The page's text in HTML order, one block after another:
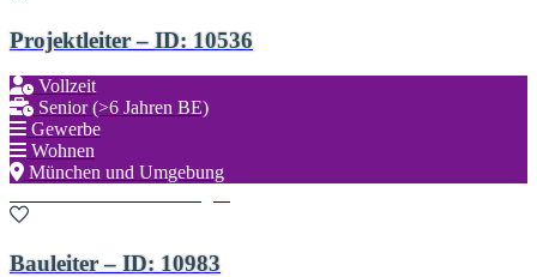
Projektleiter – ID: 10536
Vollzeit
Senior (>6 Jahren BE)
Gewerbe
Wohnen
München und Umgebung
Bauleiter – ID: 10983